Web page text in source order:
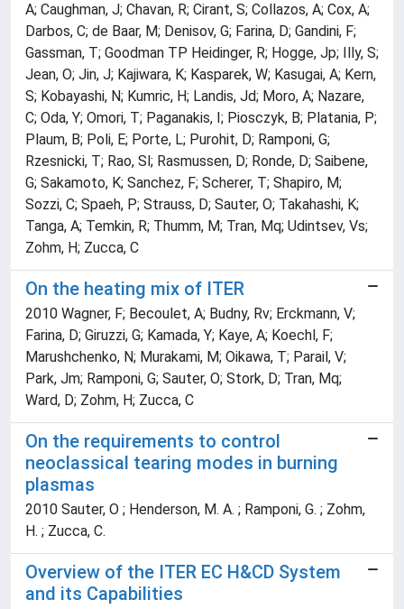
A; Caughman, J; Chavan, R; Cirant, S; Collazos, A; Cox, A;
Darbos, C; de Baar, M; Denisov, G; Farina, D; Gandini, F;
Gassman, T; Goodman TP Heidinger, R; Hogge, Jp; Illy, S;
Jean, O; Jin, J; Kajiwara, K; Kasparek, W; Kasugai, A; Kern,
S; Kobayashi, N; Kumric, H; Landis, Jd; Moro, A; Nazare,
C; Oda, Y; Omori, T; Paganakis, I; Piosczyk, B; Platania, P;
Plaum, B; Poli, E; Porte, L; Purohit, D; Ramponi, G;
Rzesnicki, T; Rao, Sl; Rasmussen, D; Ronde, D; Saibene,
G; Sakamoto, K; Sanchez, F; Scherer, T; Shapiro, M;
Sozzi, C; Spaeh, P; Strauss, D; Sauter, O; Takahashi, K;
Tanga, A; Temkin, R; Thumm, M; Tran, Mq; Udintsev, Vs;
Zohm, H; Zucca, C
On the heating mix of ITER
2010 Wagner, F; Becoulet, A; Budny, Rv; Erckmann, V;
Farina, D; Giruzzi, G; Kamada, Y; Kaye, A; Koechl, F;
Marushchenko, N; Murakami, M; Oikawa, T; Parail, V;
Park, Jm; Ramponi, G; Sauter, O; Stork, D; Tran, Mq;
Ward, D; Zohm, H; Zucca, C
On the requirements to control
neoclassical tearing modes in burning
plasmas
2010 Sauter, O ; Henderson, M. A. ; Ramponi, G. ; Zohm,
H. ; Zucca, C.
Overview of the ITER EC H&CD System
and its Capabilities